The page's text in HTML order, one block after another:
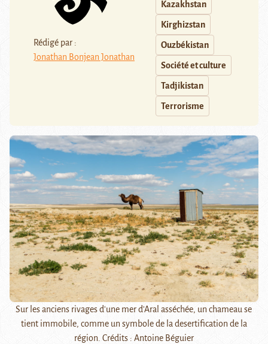
Rédigé par :
Jonathan Bonjean Jonathan
Kazakhstan
Kirghizstan
Ouzbékistan
Société et culture
Tadjikistan
Terrorisme
Sur les anciens rivages d'une mer d'Aral asséchée, un chameau se
tient immobile, comme un symbole de la desertification de la
région. Crédits : Antoine Béguier